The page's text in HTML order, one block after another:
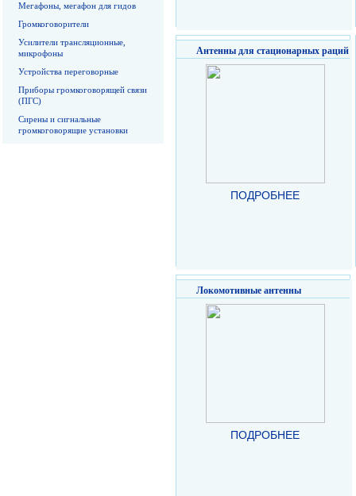
Мегафоны, мегафон для гидов
Громкоговорители
Усилители трансляционные,
микрофоны
Устройства переговорные
Приборы громкоговорящей связи
(ПГС)
Сирены и сигнальные
громкоговорящие установки
Антенны для стационарных раций
ПОДРОБНЕЕ
Локомотивные антенны
ПОДРОБНЕЕ